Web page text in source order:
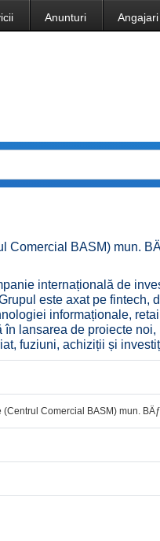
Anunturi Angajari
Comercial BASM) mun.
internațională de
este axat pe fintech,
informaționale,
lansarea de proiecte
fuziuni, achiziții și
Comercial BASM) mun.